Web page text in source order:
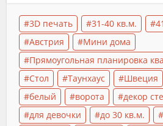
3D печать 31-40 кв.м.
Австрия
Мини дома
Прямоугольная планировка
Стол
Таунхаус Швеция
белый
ворота декор
для девочки
до 30 кв.м.